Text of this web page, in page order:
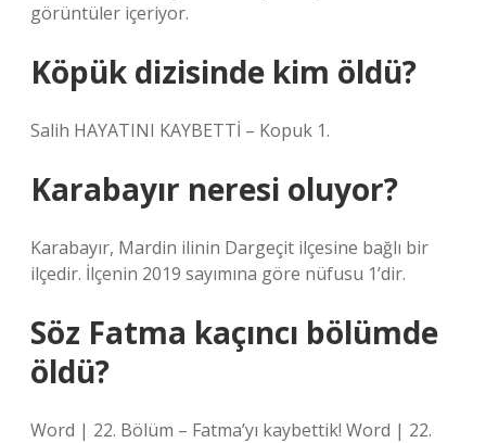
görüntüler içeriyor.
Köpük dizisinde kim öldü?
Salih HAYATINI KAYBETTİ – Kopuk 1.
Karabayır neresi oluyor?
Karabayır, Mardin ilinin Dargeçit ilçesine bağlı bir
ilçedir. İlçenin 2019 sayımına göre nüfusu 1’dir.
Söz Fatma kaçıncı bölümde
öldü?
Word | 22. Bölüm – Fatma’yı kaybettik! Word | 22.